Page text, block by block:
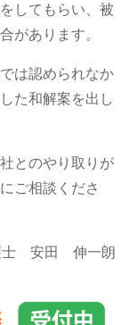
してもらい、被
があります。
は認められなか
た和解案を出し
とのやり取りが
ご相談くださ
士 安田 伸一朗